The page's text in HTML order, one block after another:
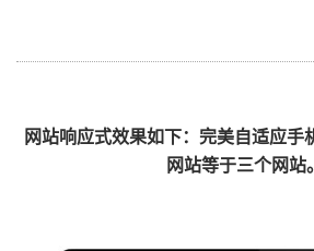
网站响应式效果如下：完美自适应手
网站等于三个网站。